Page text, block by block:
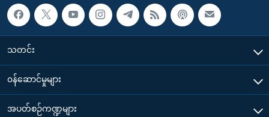
သတင်း
၀န်ဆောင်မှုများ
အပတ်စဉ်ကဏ္ဍများ